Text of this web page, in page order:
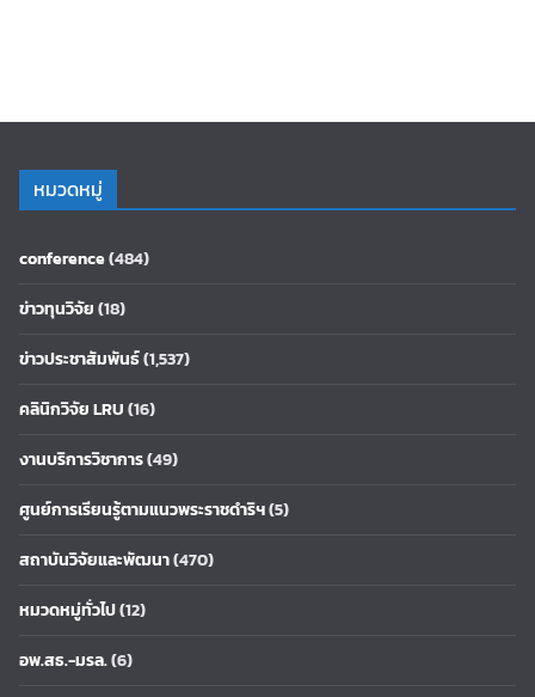
หมวดหมู่
conference(484)
ข่าวทุนวิจัย(18)
ข่าวประชาสัมพันธ์(1,537)
คลินิกวิจัย LRU(16)
งานบริการวิชาการ(49)
ศูนย์การเรียนรู้ตามแนวพระราชดำริฯ(5)
สถาบันวิจัยและพัฒนา(470)
หมวดหมู่ทั่วไป(12)
อพ.สธ.-มรล.(6)